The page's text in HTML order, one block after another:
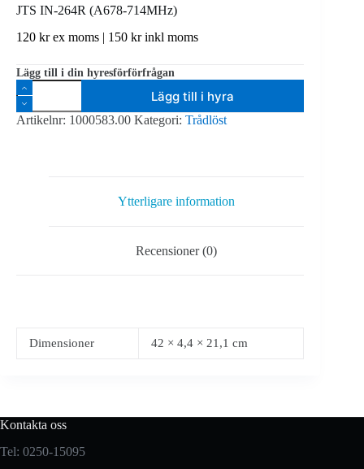
JTS IN-264R (A678-714MHz)
120 krex moms | 150 krinkl moms
Lägg till i din hyresförförfrågan
JTS
IN-
264R
(A678-
Lägg till i hyra
Artikelnr: 1000583.00 Kategori: Trådlöst
Ytterligare information
Recensioner (0)
Dimensioner 42 × 4,4 × 21,1 cm
Kontakta oss
Tel: 0250-15095